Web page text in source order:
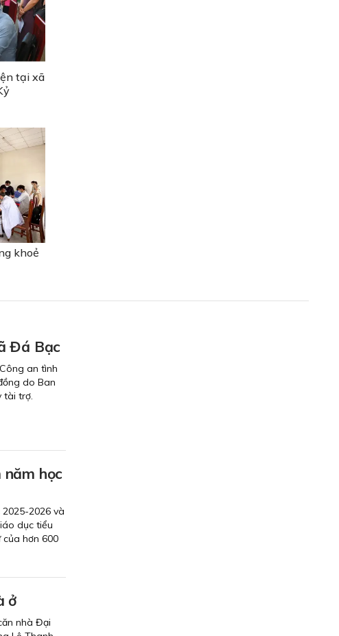
tại xã
khoẻ
Đá Bạc
an tình
do Ban
tài trợ.
năm học
2026 và
dục tiểu
của hơn 600
ở
nhà Đại